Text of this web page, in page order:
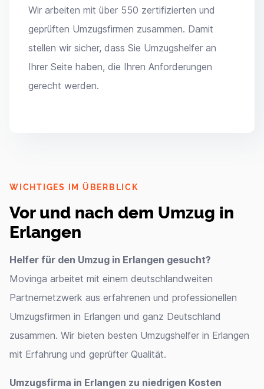
Wir arbeiten mit über 550 zertifizierten und
geprüften Umzugsfirmen zusammen. Damit
stellen wir sicher, dass Sie Umzugshelfer an
Ihrer Seite haben, die Ihren Anforderungen
gerecht werden.
WICHTIGES IM ÜBERBLICK
Vor und nach dem Umzug in
Erlangen
Helfer für den Umzug in Erlangen gesucht?
Movinga arbeitet mit einem deutschlandweiten
Partnernetzwerk aus erfahrenen und professionellen
Umzugsfirmen in Erlangen und ganz Deutschland
zusammen. Wir bieten besten Umzugshelfer in Erlangen
mit Erfahrung und geprüfter Qualität.
Umzugsfirma in Erlangen zu niedrigen Kosten